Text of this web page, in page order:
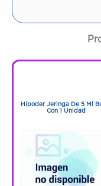
Hipoder Jeringa De 5 Ml
Con 1 Unidad